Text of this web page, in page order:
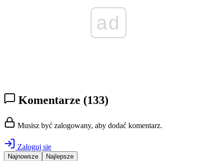
ad
Komentarze (133)
Musisz być zalogowany, aby dodać komentarz.
Zaloguj się
Najnowsze Najlepsze